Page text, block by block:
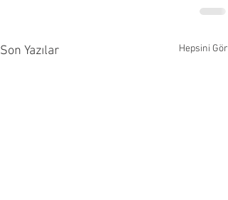
Son Yazılar Hepsini Gör